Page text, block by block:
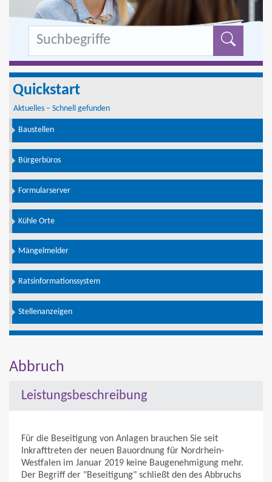
Quickstart
Aktuelles – Schnell gefunden
Baustellen
Bürgerbüros
Formularserver
Kühle Orte
Mängelmelder
Ratsinformationssystem
Stellenanzeigen
Abbruch
Leistungsbeschreibung
Für die Beseitigung von Anlagen brauchen Sie seit
Inkrafttreten der neuen Bauordnung für Nordrhein-
Westfalen im Januar 2019 keine Baugenehmigung mehr.
Der Begriff der "Beseitigung" schließt den des Abbruchs